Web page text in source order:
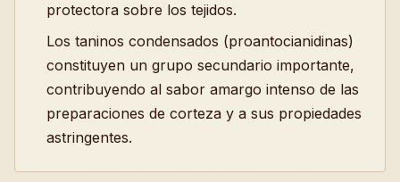
protectora sobre los tejidos.
Los taninos condensados (proantocianidinas)
constituyen un grupo secundario importante,
contribuyendo al sabor amargo intenso de las
preparaciones de corteza y a sus propiedades
astringentes.